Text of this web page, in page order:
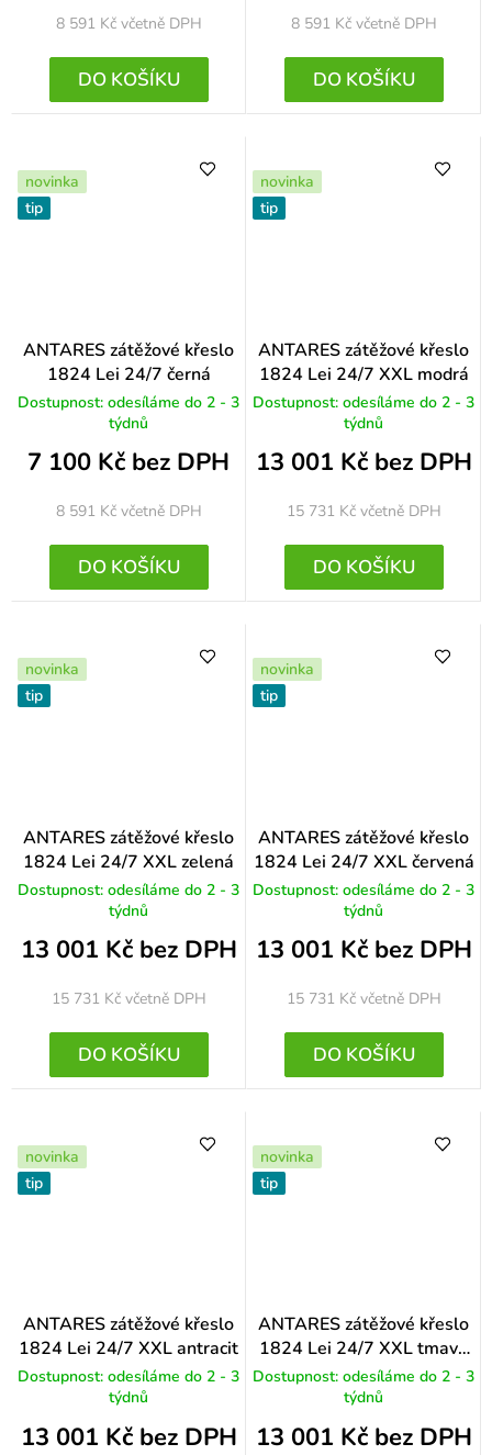
8 591 Kč včetně DPH
DO KOŠÍKU
8 591 Kč včetně DPH
DO KOŠÍKU
novinka
tip
ANTARES zátěžové křeslo
1824 Lei 24/7 černá
Dostupnost: odesíláme do 2 - 3
týdnů
7 100 Kč bez DPH
8 591 Kč včetně DPH
DO KOŠÍKU
novinka
tip
ANTARES zátěžové křeslo
1824 Lei 24/7 XXL modrá
Dostupnost: odesíláme do 2 - 3
týdnů
13 001 Kč bez DPH
15 731 Kč včetně DPH
DO KOŠÍKU
novinka
tip
ANTARES zátěžové křeslo
1824 Lei 24/7 XXL zelená
Dostupnost: odesíláme do 2 - 3
týdnů
13 001 Kč bez DPH
15 731 Kč včetně DPH
DO KOŠÍKU
novinka
tip
ANTARES zátěžové křeslo
1824 Lei 24/7 XXL červená
Dostupnost: odesíláme do 2 - 3
týdnů
13 001 Kč bez DPH
15 731 Kč včetně DPH
DO KOŠÍKU
novinka
tip
ANTARES zátěžové křeslo
1824 Lei 24/7 XXL antracit
Dostupnost: odesíláme do 2 - 3
týdnů
13 001 Kč bez DPH
novinka
tip
ANTARES zátěžové křeslo
1824 Lei 24/7 XXL tmavě
modrá
Dostupnost: odesíláme do 2 - 3
týdnů
13 001 Kč bez DPH